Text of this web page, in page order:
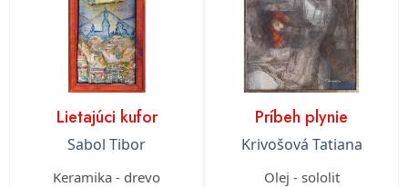
Lietajúci kufor
Sabol Tibor
Keramika - drevo
Príbeh plynie
Krivošová Tatiana
Olej - sololit